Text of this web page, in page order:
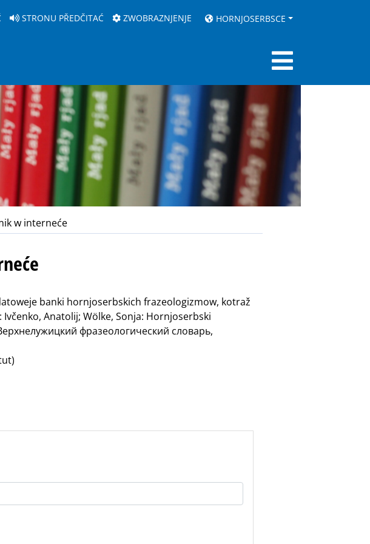
STRONU PŘEDČITAĆ ZWOBRAZNJENJE HORNJOSERBSCE
w interneće
banki hornjoserbskich frazeologizmow, kotraž
Anatolij; Wölke, Sonja: Hornjoserbski
фразеологический словарь,